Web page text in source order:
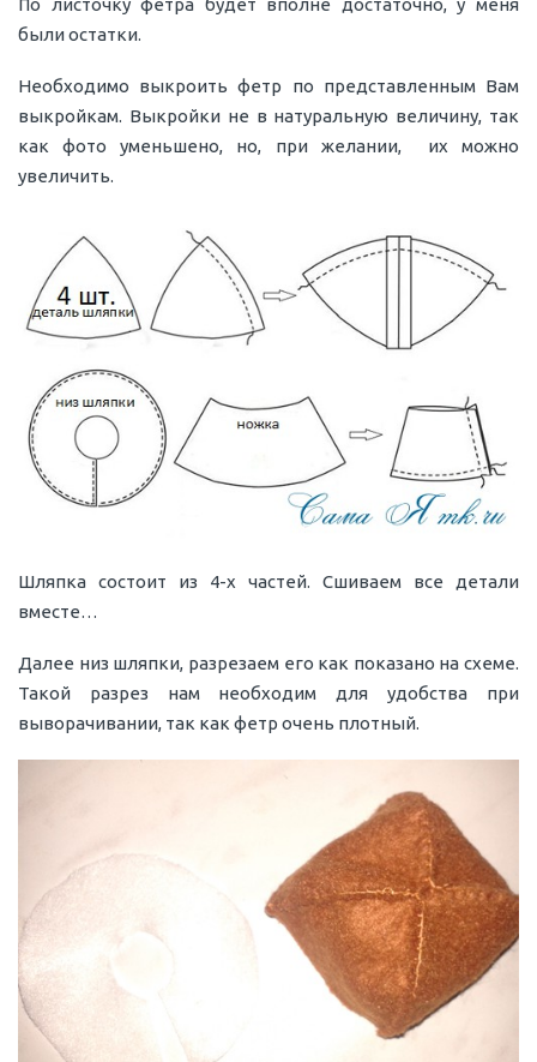
По листочку фетра будет вполне достаточно, у меня
были остатки.
Необходимо выкроить фетр по представленным Вам
выкройкам. Выкройки не в натуральную величину, так
как фото уменьшено, но, при желании, их можно
увеличить.
Шляпка состоит из 4-х частей. Сшиваем все детали
вместе…
Далее низ шляпки, разрезаем его как показано на схеме.
Такой разрез нам необходим для удобства при
выворачивании, так как фетр очень плотный.